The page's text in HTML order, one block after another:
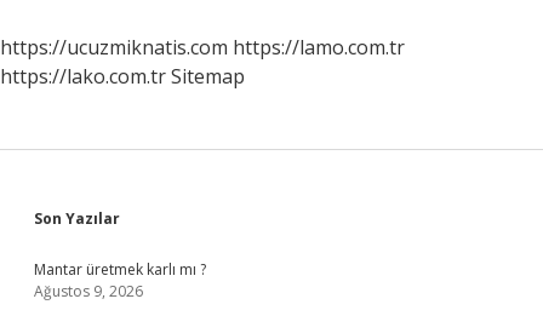
https://ucuzmiknatis.com https://lamo.com.tr
https://lako.com.trSitemap
Sidebar
Son Yazılar
Mantar üretmek karlı mı ?
Ağustos 9, 2026